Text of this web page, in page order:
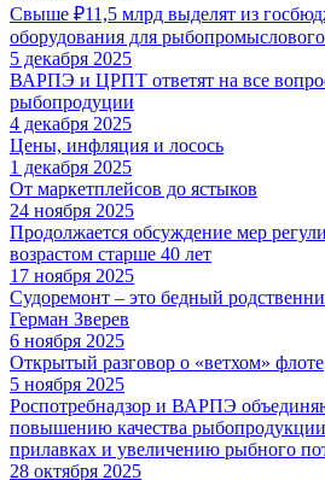
Свыше ₽11,5 млрд выделят из
оборудования для
5 декабря 2025
ВАРПЭ и ЦРПТ ответят на все
рыбопродуции
4 декабря 2025
Цены, инфляция и лосось
1 декабря 2025
От маркетплейсов до ястыков
24 ноября 2025
Продолжается обсуждение мер
возрастом старше 40 лет
17 ноября 2025
Судоремонт – это бедный
Герман Зверев
6 ноября 2025
Открытый разговор о «ветхом» флоте
5 ноября 2025
Роспотребнадзор и ВАРПЭ
повышению качества
прилавках и увеличению рыбного
28 октября 2025